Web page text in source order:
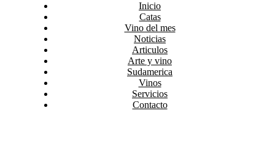
Inicio
Catas
Vino del mes
Noticias
Articulos
Arte y vino
Sudamerica
Vinos
Servicios
Contacto